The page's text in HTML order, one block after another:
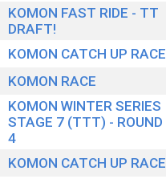
KOMON FAST RIDE - TT
DRAFT!
KOMON CATCH UP RACE
KOMON RACE
KOMON WINTER SERIES
STAGE 7 (TTT) - ROUND
4
KOMON CATCH UP RACE